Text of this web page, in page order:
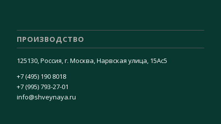
ПРОИЗВОДСТВО
125130, Россия, г. Москва, Нарвская улица, 15Ас5
+7 (495) 190 8018
+7 (995) 793-27-01
info@shveynaya.ru